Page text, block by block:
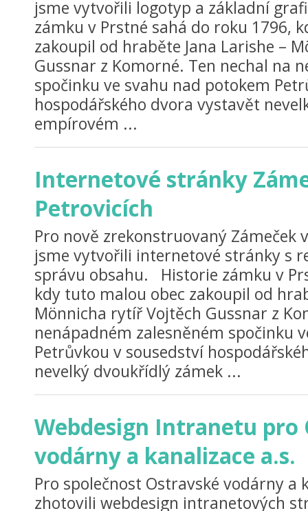
jsme vytvořili logotyp a základní
zámku v Prstné sahá do roku 1796,
zakoupil od hraběte Jana Larishe –
Gussnar z Komorné. Ten nechal na
spočinku ve svahu nad potokem
hospodářského dvora vystavět
empírovém ...
Internetové stránky
Petrovicích
Pro nově zrekonstruovaný Zámeček
jsme vytvořili internetové stránky s
správu obsahu. Historie zámku v
kdy tuto malou obec zakoupil od
Mönnicha rytíř Vojtěch Gussnar z
nenápadném zalesněném spočinku
Petrůvkou v sousedství
nevelký dvoukřídlý zámek ...
Webdesign Intranetu pro
vodárny a kanalizace a.s.
Pro společnost Ostravské vodárny a
zhotovili webdesign intranetových